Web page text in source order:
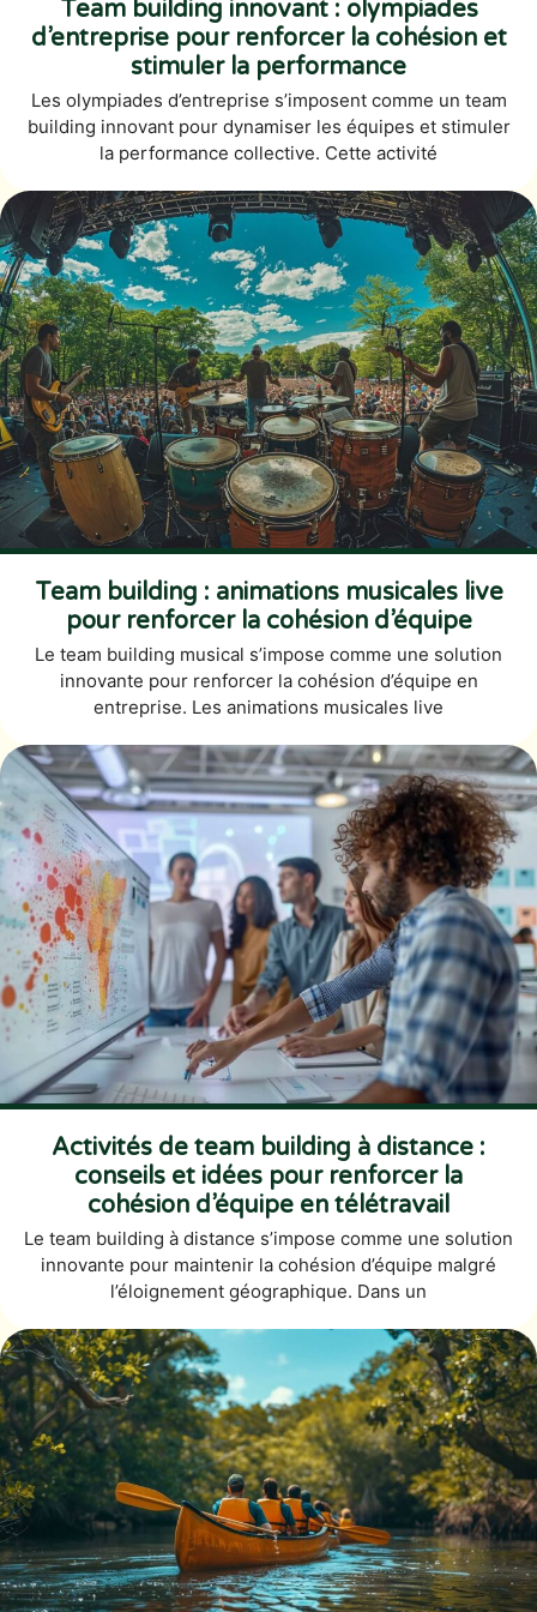
Team building innovant : olympiades
d’entreprise pour renforcer la cohésion et
stimuler la performance
Les olympiades d’entreprise s’imposent comme un team
building innovant pour dynamiser les équipes et stimuler
la performance collective. Cette activité
Team building : animations musicales live
pour renforcer la cohésion d’équipe
Le team building musical s’impose comme une solution
innovante pour renforcer la cohésion d’équipe en
entreprise. Les animations musicales live
Activités de team building à distance :
conseils et idées pour renforcer la
cohésion d’équipe en télétravail
Le team building à distance s’impose comme une solution
innovante pour maintenir la cohésion d’équipe malgré
l’éloignement géographique. Dans un